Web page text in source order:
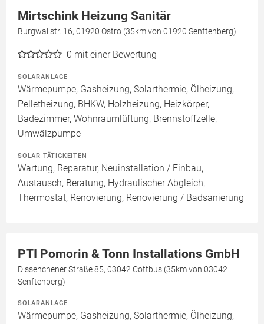
Mirtschink Heizung Sanitär
Burgwallstr. 16, 01920 Ostro (35km von 01920 Senftenberg)
0 mit einer Bewertung
SOLARANLAGE
Wärmepumpe, Gasheizung, Solarthermie, Ölheizung,
Pelletheizung, BHKW, Holzheizung, Heizkörper,
Badezimmer, Wohnraumlüftung, Brennstoffzelle,
Umwälzpumpe
SOLAR TÄTIGKEITEN
Wartung, Reparatur, Neuinstallation / Einbau,
Austausch, Beratung, Hydraulischer Abgleich,
Thermostat, Renovierung, Renovierung / Badsanierung
PTI Pomorin & Tonn Installations GmbH
Dissenchener Straße 85, 03042 Cottbus (35km von 03042
Senftenberg)
SOLARANLAGE
Wärmepumpe, Gasheizung, Solarthermie, Ölheizung,